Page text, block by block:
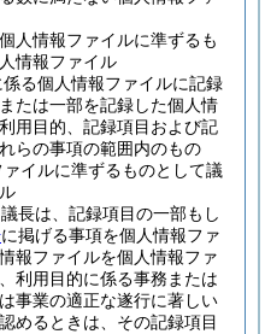
人情報ファイルに準ずるも
情報ファイル
る個人情報ファイルに記録
たは一部を記録した個人情
用目的、記録項目および記
らの事項の範囲内のもの
イルに準ずるものとして議
長は、記録項目の一部もし
に掲げる事項を個人情報ファ
報ファイルを個人情報ファ
利用目的に係る事務または
事業の適正な遂行に著しい
めるときは、その記録項目